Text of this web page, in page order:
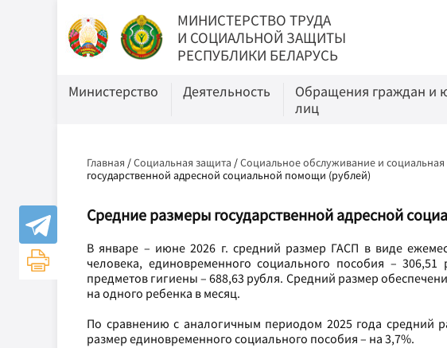
МИНИСТЕРСТВО ТРУДА
И СОЦИАЛЬНОЙ ЗАЩИТЫ
РЕСПУБЛИКИ БЕЛАРУСЬ
Министерство Деятельность
Обращения граждан и
лиц
Главная /Социальная защита /Социальное обслуживание и
государственной адресной социальной помощи (рублей)
Средние размеры государственной адресной
В январе – июне 2026 г. средний размер ГАСП в виде
человека, единовременного социального пособия –
предметов гигиены – 688,63 рубля. Средний размер
на одного ребенка в месяц.
По сравнению с аналогичным периодом 2025 года средний
размер единовременного социального пособия – на 3,7%.